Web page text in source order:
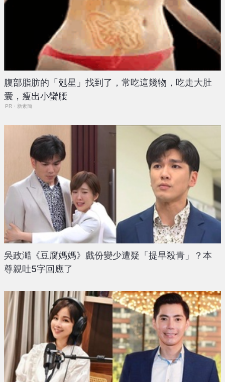
腹部脂肪的「剋星」找到了，常吃這幾物，吃走大肚
囊，瘦出小蠻腰
PR・新素簡
吳政澔《豆腐媽媽》戲份變少遭疑「提早殺青」？本
尊親吐5字回應了